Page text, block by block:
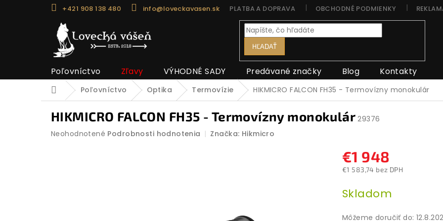
+421 908 138 480 info@loveckavasen.sk PLATBA A DOPRAVA OBCHODNÉ PODMIENKY
HĽADAŤ
Poľovníctvo Zľavy VÝHODNÉ SADY Predávané značky Blog Kontakty
DomovPoľovníctvo Optika Termovízie HIKMICRO FALCON FH35 - Termovízny monokulár
HIKMICRO FALCON FH35 - Termovízny monokulár 29376
Priemerné
Neohodnotené Podrobnosti hodnotenia Značka: Hikmicro
€1 948
€1 583,74 bez DPH
cena:
Skladom
Môžeme doručiť do: